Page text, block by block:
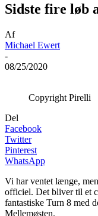
Sidste fire løb
Af
Michael Ewert
-
08/25/2020
Copyright Pirelli
Del
Facebook
Twitter
Pinterest
WhatsApp
Vi har ventet længe,
officiel. Det bliver til et
fantastiske Turn 8 med
Mellemøsten.